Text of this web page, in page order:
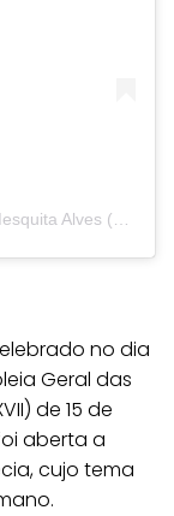
no dia
Geral das
de 15 de
aberta a
cujo tema